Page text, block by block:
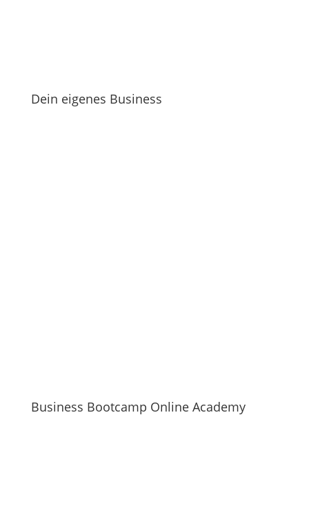
Dein eigenes Business
Business Bootcamp Online Academy